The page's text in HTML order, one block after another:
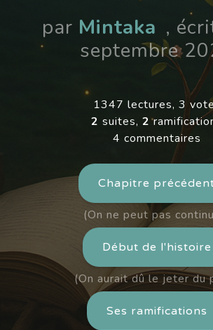
par Mintaka ,
septembre
1347 lectures, 3
2 suites, 2
4 commentaires
Chapitre
(On ne peut pas
Début de l'histoire
(On aurait dû le jeter du
Ses ramifications